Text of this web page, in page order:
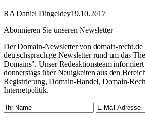
RA Daniel Dingeldey19.10.2017
Abonnieren Sie unseren Newsletter
Der Domain-Newsletter von domain-recht.de
deutschsprachige Newsletter rund um das
Domains". Unser Redeaktionsteam
donnerstags über Neuigkeiten aus den
Registrierung, Domain-Handel, Domain-
Internetpolitik.